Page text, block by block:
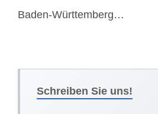
Baden-Württemberg…
Schreiben Sie uns!